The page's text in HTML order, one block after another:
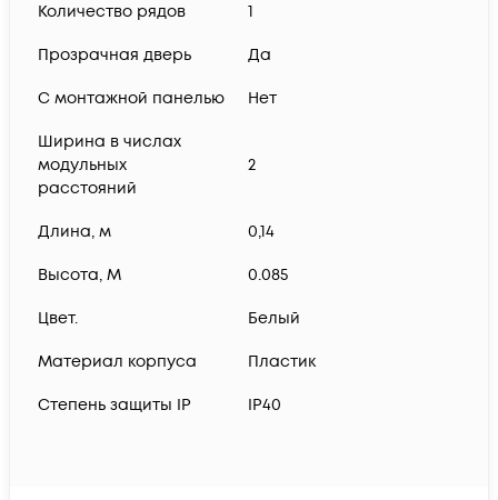
Количество рядов 1
Прозрачная дверь Да
С монтажной панелью Нет
Ширина в числах
модульных
расстояний
2
Длина, м 0,14
Высота, М 0.085
Цвет. Белый
Материал корпуса Пластик
Степень защиты IP IP40